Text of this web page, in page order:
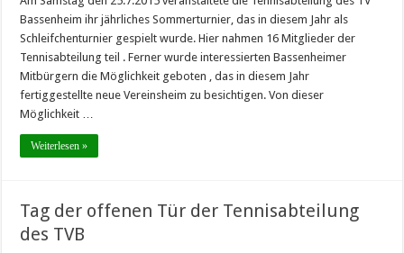
Bassenheim ihr jährliches Sommerturnier, das in diesem Jahr als
Schleifchenturnier gespielt wurde. Hier nahmen 16 Mitglieder der
Tennisabteilung teil . Ferner wurde interessierten Bassenheimer
Mitbürgern die Möglichkeit geboten , das in diesem Jahr
fertiggestellte neue Vereinsheim zu besichtigen. Von dieser
Möglichkeit …
Weiterlesen »
Tag der offenen Tür der Tennisabteilung
des TVB